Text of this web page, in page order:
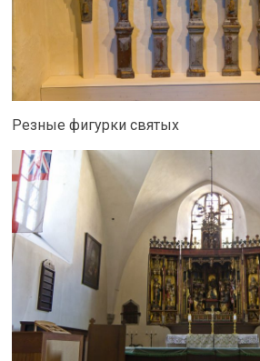
Резные фигурки святых